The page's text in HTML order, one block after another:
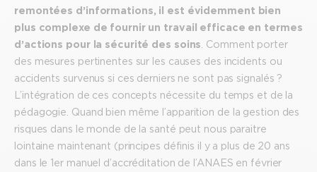
remontées d’informations, il est évidemment bien
plus complexe de fournir un travail efficace en termes
d’actions pour la sécurité des soins . Comment porter
des mesures pertinentes sur les causes des incidents ou
accidents survenus si ces derniers ne sont pas signalés ?
L’intégration de ces concepts nécessite du temps et de la
pédagogie. Quand bien même l’apparition de la gestion des
risques dans le monde de la santé peut nous paraitre
lointaine maintenant (principes définis il y a plus de 20 ans
dans le 1er manuel d’accréditation de l’ANAES en février